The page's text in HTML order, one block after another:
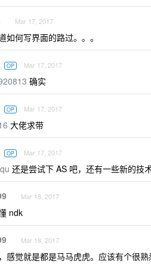
Mar 17, 2017
如何写界面的路过。。。
OP Mar 17, 2017
确实
OP Mar 17, 2017
大佬求带
OP Mar 17, 2017
还是尝试下 AS 吧，还有一些新的技
Mar 18, 2017
ndk
Mar 18, 2017
感觉就是都是马马虎虎。应该有个很